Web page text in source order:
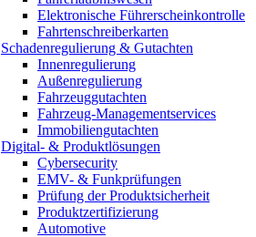
Elektronische Führerscheinkontrolle
Fahrtenschreiberkarten
Schadenregulierung & Gutachten
Innenregulierung
Außenregulierung
Fahrzeuggutachten
Fahrzeug-Managementservices
Immobiliengutachten
Digital- & Produktlösungen
Cybersecurity
EMV- & Funkprüfungen
Prüfung der Produktsicherheit
Produktzertifizierung
Automotive